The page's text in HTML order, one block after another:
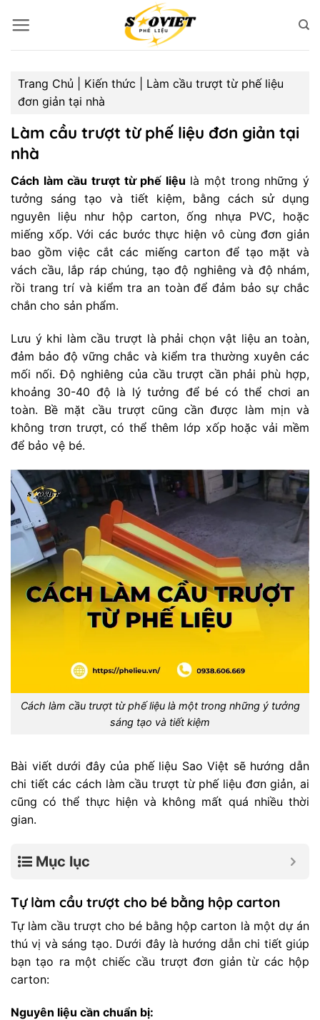
qua
Trang Chủ
Kiến thức
Làm cầu trượt từ phế liệu
đơn giản tại nhà
Làm cầu trượt từ phế liệu đơn giản tại
nhà
Cách làm cầu trượt từ phế liệu là một trong những ý
tưởng sáng tạo và tiết kiệm, bằng cách sử dụng
nguyên liệu như hộp carton, ống nhựa PVC, hoặc
miếng xốp. Với các bước thực hiện vô cùng đơn giản
bao gồm việc cắt các miếng carton để tạo mặt và
vách cầu, lắp ráp chúng, tạo độ nghiêng và độ nhám,
rồi trang trí và kiểm tra an toàn để đảm bảo sự chắc
chắn cho sản phẩm.
Lưu ý khi làm cầu trượt là phải chọn vật liệu an toàn,
đảm bảo độ vững chắc và kiểm tra thường xuyên các
mối nối. Độ nghiêng của cầu trượt cần phải phù hợp,
khoảng 30-40 độ là lý tưởng để bé có thể chơi an
toàn. Bề mặt cầu trượt cũng cần được làm mịn và
không trơn trượt, có thể thêm lớp xốp hoặc vải mềm
để bảo vệ bé.
Cách làm cầu trượt từ phế liệu là một trong những ý tưởng
sáng tạo và tiết kiệm
Bài viết dưới đây của phế liệu Sao Việt sẽ hướng dẫn
chi tiết các cách làm cầu trượt từ phế liệu đơn giản, ai
cũng có thể thực hiện và không mất quá nhiều thời
gian.
Mục lục
Tự làm cầu trượt cho bé bằng hộp carton
Tự làm cầu trượt cho bé bằng hộp carton là một dự án
thú vị và sáng tạo. Dưới đây là hướng dẫn chi tiết giúp
bạn tạo ra một chiếc cầu trượt đơn giản từ các hộp
carton:
Nguyên liệu cần chuẩn bị: